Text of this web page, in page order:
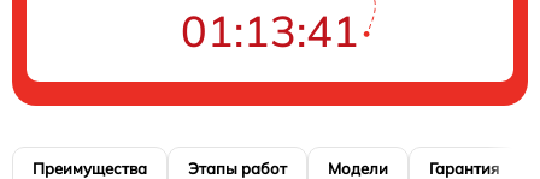
01:13:40
Преимущества Этапы работ Модели Гарантия